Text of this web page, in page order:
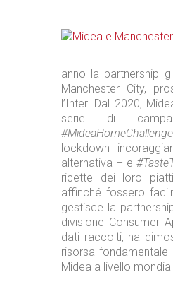
anno la partnership
Manchester City,
l’Inter. Dal 2020,
serie di
#MideaHomeChallenge
lockdown
alternativa – e
ricette dei loro
affinché fossero
gestisce la
divisione Consumer
dati raccolti, ha
risorsa
Midea a livello